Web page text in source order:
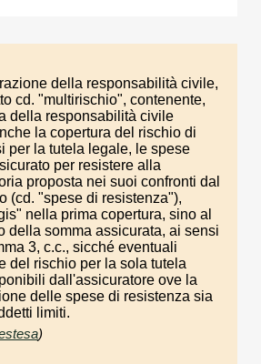
della responsabilità civile,
cd. "multirischio", contenente,
della responsabilità civile
la copertura del rischio di
per la tutela legale, le spese
per resistere alla
proposta nei suoi confronti dal
(cd. "spese di resistenza"),
nella prima copertura, sino al
della somma assicurata, ai sensi
3, c.c., sicché eventuali
del rischio per la sola tutela
dall'assicuratore ove la
delle spese di resistenza sia
limiti.
)